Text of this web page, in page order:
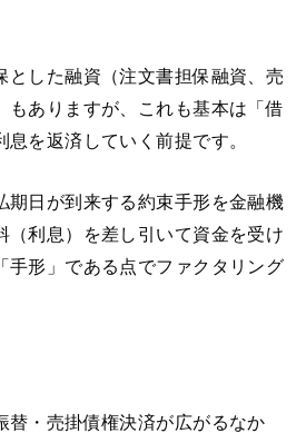
とした融資（注文書担保融資、売
もありますが、これも基本は「借
息を返済していく前提です。
期日が到来する約束手形を金融機
（利息）を差し引いて資金を受け
手形」である点でファクタリング
替・売掛債権決済が広がるなか